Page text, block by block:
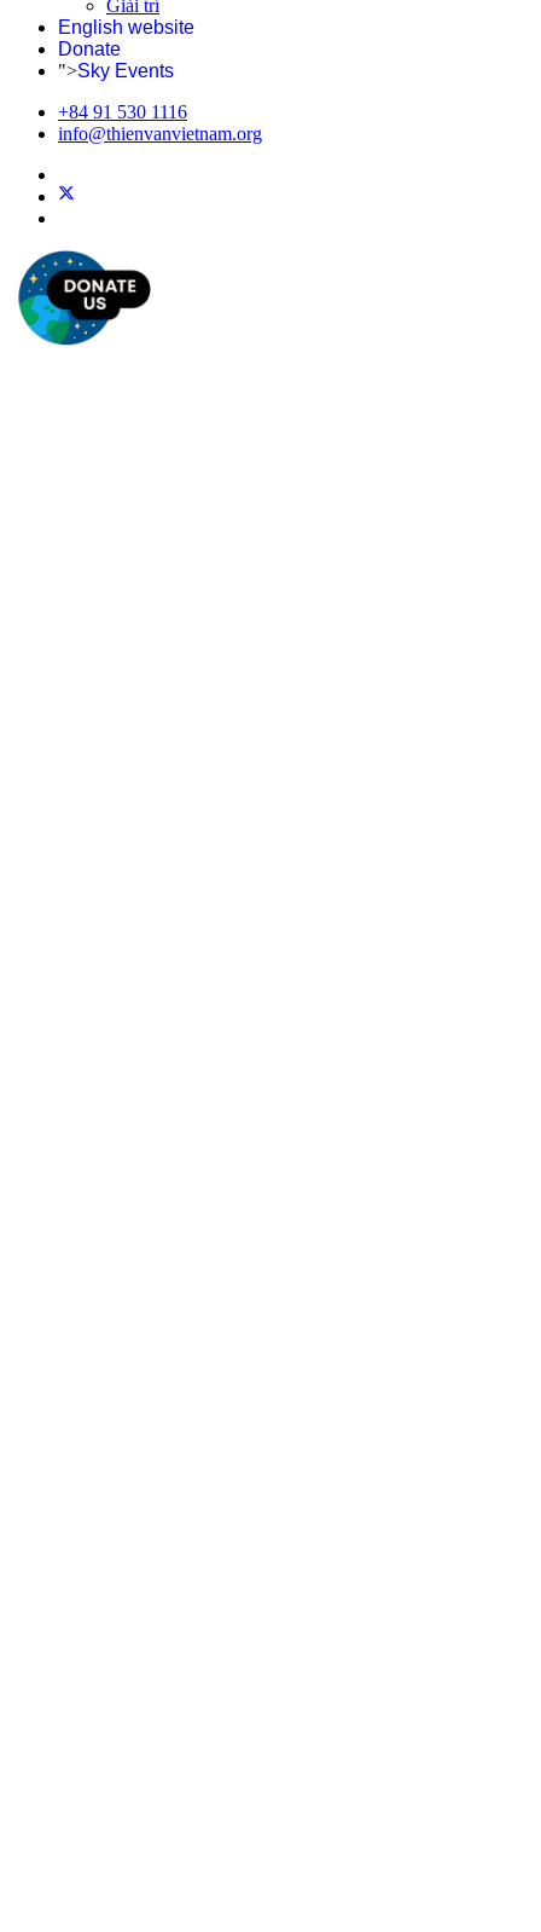
Giải trí
English website
Donate
">Sky Events
+84 91 530 1116
info@thienvanvietnam.org